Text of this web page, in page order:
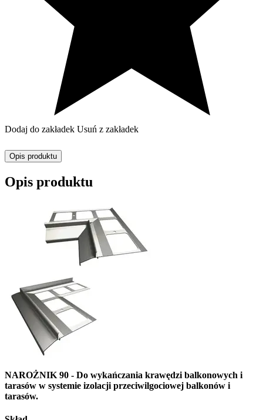
Dodaj do zakładek Usuń z zakładek
Opis produktu
Opis produktu
NAROŻNIK 90 - Do wykańczania krawędzi balkonowych i
tarasów w systemie izolacji przeciwilgociowej balkonów i
tarasów.